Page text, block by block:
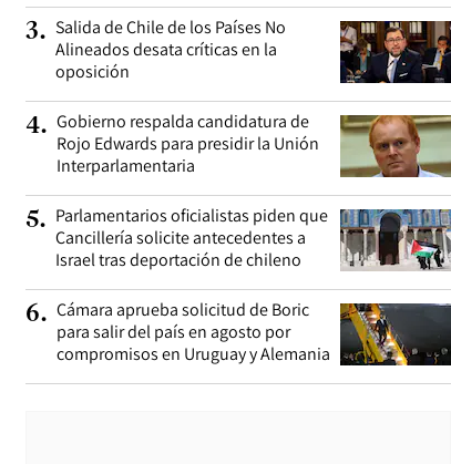
3. Salida de Chile de los Países No
Alineados desata críticas en la
oposición
4. Gobierno respalda candidatura de
Rojo Edwards para presidir la Unión
Interparlamentaria
5. Parlamentarios oficialistas piden que
Cancillería solicite antecedentes a
Israel tras deportación de chileno
6. Cámara aprueba solicitud de Boric
para salir del país en agosto por
compromisos en Uruguay y Alemania